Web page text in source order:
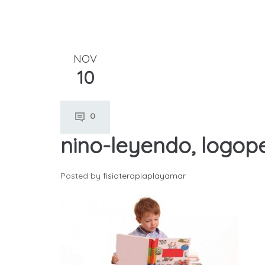
NOV
10
0
nino-leyendo,
Posted by fisioterapiaplayamar